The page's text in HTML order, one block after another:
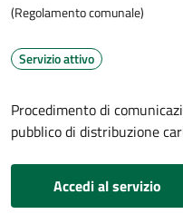
(Regolamento comunale)
Servizio attivo
Procedimento di
pubblico di distribuzione
Accedi al servizio